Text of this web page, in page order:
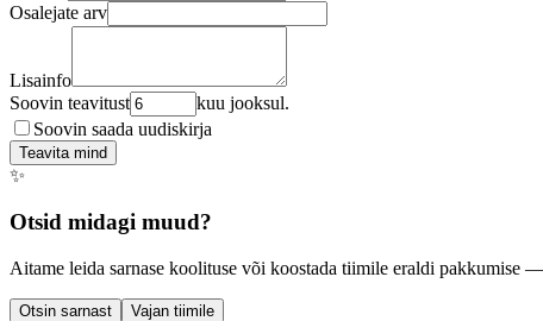
Osalejate arv
Lisainfo
Soovin teavitust
kuu jooksul.
Soovin saada uudiskirja
Teavita mind
✨
Otsid midagi muud?
Aitame leida sarnase koolituse või koostada tiimile eraldi pakkumise
Otsin sarnast Vajan tiimile